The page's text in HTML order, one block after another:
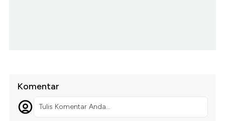
Komentar
Tulis Komentar Anda...